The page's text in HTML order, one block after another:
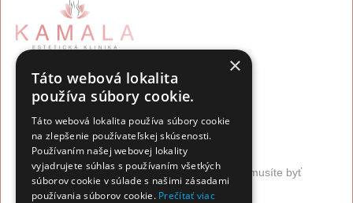
Adresa:
Kamala Estetická klinika
https://kamala.sk/
Pre zobrazenie kontaktu firmy (telefón, email), musíte byť
prihlásený.
×
Táto webová lokalita
používa súbory cookie.
Táto webová lokalita používa súbory cookie
na zlepšenie používateľskej skúsenosti.
Používaním našej webovej lokality
vyjadrujete súhlas s používaním všetkých
súborov cookie v súlade s našimi zásadami
používania súborov cookie. Prečítať viac